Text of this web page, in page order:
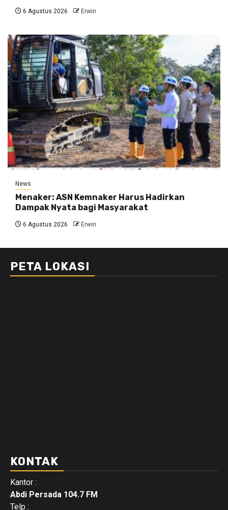
6 Agustus 2026 Erwin
News
Menaker: ASN Kemnaker Harus Hadirkan
Dampak Nyata bagi Masyarakat
6 Agustus 2026 Erwin
PETA LOKASI
KONTAK
Kantor :
Abdi Persada 104.7 FM
Telp :